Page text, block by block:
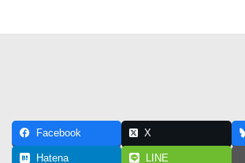
Facebook X
Hatena LINE